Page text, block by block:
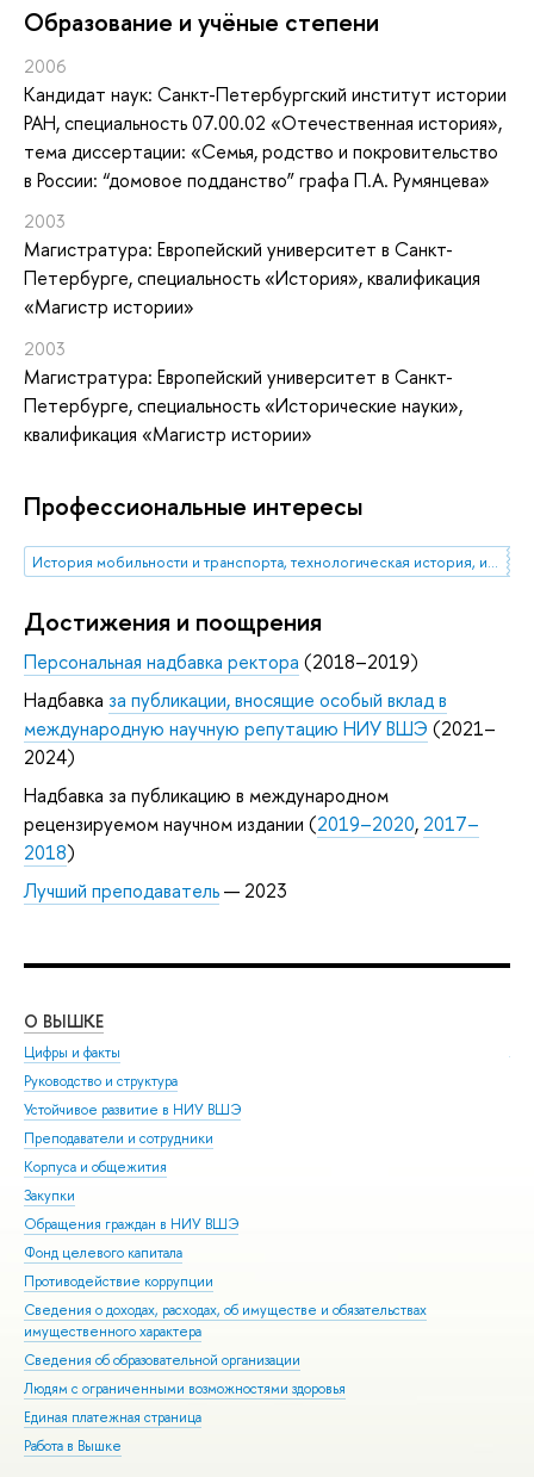
Oбразование и учёные степени
2006
Кандидат наук: Санкт-Петербургский институт истории
РАН, специальность 07.00.02 «Отечественная история»,
тема диссертации: «Семья, родство и покровительство
в России: “домовое подданство” графа П.А. Румянцева»
2003
Магистратура: Европейский университет в Санкт-
Петербурге, специальность «История», квалификация
«Магистр истории»
2003
Магистратура: Европейский университет в Санкт-
Петербурге, специальность «Исторические науки»,
квалификация «Магистр истории»
Профессиональные интересы
История мобильности и транспорта, технологическая история, история образования и науки, история России XVIII-XIX вв.
Достижения и поощрения
Персональная надбавка ректора (2018–2019)
Надбавка за публикации, вносящие особый вклад в
международную научную репутацию НИУ ВШЭ (2021–
2024)
Надбавка за публикацию в международном
рецензируемом научном издании (2019–2020, 2017–
2018)
Лучший преподаватель— 2023
О ВЫШКЕ
Цифры и факты
Руководство и структура
Устойчивое развитие в НИУ ВШЭ
Преподаватели и сотрудники
Корпуса и общежития
Закупки
Обращения граждан в НИУ ВШЭ
Фонд целевого капитала
Противодействие коррупции
Сведения о доходах, расходах, об имуществе и обязательствах
имущественного характера
Сведения об образовательной организации
Людям с ограниченными возможностями здоровья
Единая платежная страница
Работа в Вышке